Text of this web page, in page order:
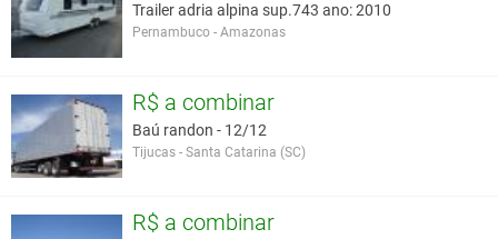
Trailer adria alpina sup.743 ano: 2010
Pernambuco - Amazonas
R$ a combinar
Baú randon - 12/12
Tijucas - Santa Catarina (SC)
R$ a combinar